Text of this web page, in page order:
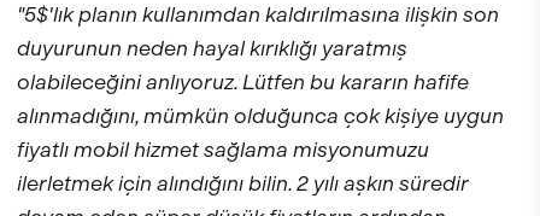
"5$'lık planın kullanımdan kaldırılmasına ilişkin son
duyurunun neden hayal kırıklığı yaratmış
olabileceğini anlıyoruz. Lütfen bu kararın hafife
alınmadığını, mümkün olduğunca çok kişiye uygun
fiyatlı mobil hizmet sağlama misyonumuzu
ilerletmek için alındığını bilin. 2 yılı aşkın süredir